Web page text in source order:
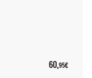
60,95€